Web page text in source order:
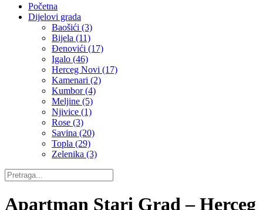
Početna
Dijelovi grada
Baošići (3)
Bijela (11)
Đenovići (17)
Igalo (46)
Herceg Novi (17)
Kamenari (2)
Kumbor (4)
Meljine (5)
Njivice (1)
Rose (3)
Savina (20)
Topla (29)
Zelenika (3)
Apartman Stari Grad – Herceg